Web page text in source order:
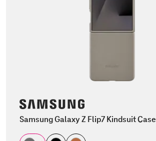
Samsung Galaxy Z Flip7 Kindsuit Case